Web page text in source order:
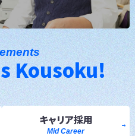
Kousoku!
キャリア採用
Mid Career